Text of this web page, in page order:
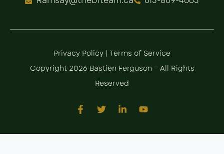
Privacy Policy | Terms of Service
Copyright 2026 Bastien Ferguson – All Rights
Reserved